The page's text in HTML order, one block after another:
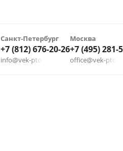
Санкт-Петербург
+7 (812) 676-20-26
info@vek-pto.ru
Москва
+7 (495) 281-
office@vek-pto.ru